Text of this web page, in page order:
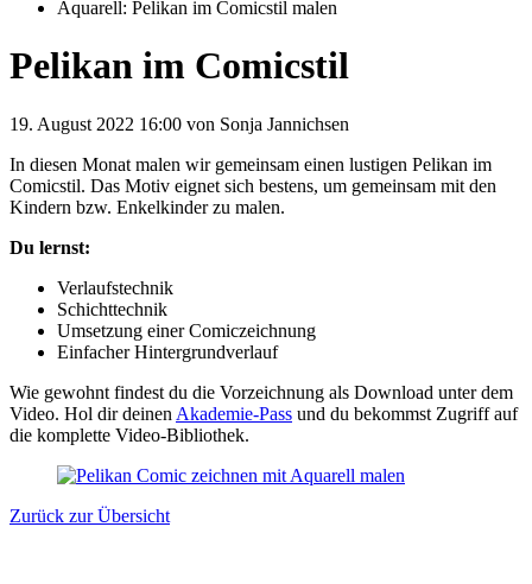
Aquarell: Pelikan im Comicstil malen
Pelikan im Comicstil
19. August 2022 16:00 von Sonja Jannichsen
In diesen Monat malen wir gemeinsam einen lustigen Pelikan im
Comicstil. Das Motiv eignet sich bestens, um gemeinsam mit den
Kindern bzw. Enkelkinder zu malen.
Du lernst:
Verlaufstechnik
Schichttechnik
Umsetzung einer Comiczeichnung
Einfacher Hintergrundverlauf
Wie gewohnt findest du die Vorzeichnung als Download unter dem
Video. Hol dir deinen Akademie-Pass und du bekommst Zugriff auf
die komplette Video-Bibliothek.
Zurück zur Übersicht